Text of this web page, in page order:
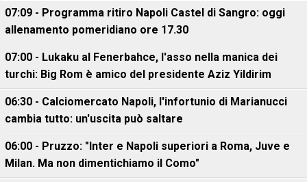
07:09 - Programma ritiro Napoli Castel di Sangro: oggi
allenamento pomeridiano ore 17.30
07:00 - Lukaku al Fenerbahce, l'asso nella manica dei
turchi: Big Rom è amico del presidente Aziz Yildirim
06:30 - Calciomercato Napoli, l'infortunio di Marianucci
cambia tutto: un'uscita può saltare
06:00 - Pruzzo: "Inter e Napoli superiori a Roma, Juve e
Milan. Ma non dimentichiamo il Como"